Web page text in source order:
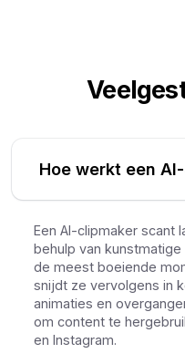
Hoe werkt een
Een AI-clipmaker
behulp van
de meest boeiende
snijdt ze vervolgens in
animaties en
om content te
en Instagram.